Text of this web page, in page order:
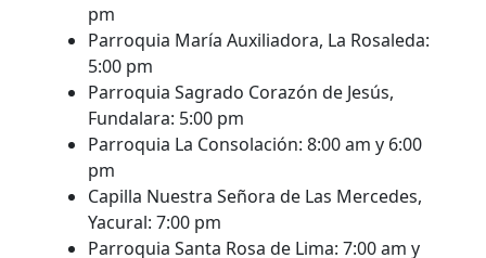
pm
Parroquia María Auxiliadora, La Rosaleda:
5:00 pm
Parroquia Sagrado Corazón de Jesús,
Fundalara: 5:00 pm
Parroquia La Consolación: 8:00 am y 6:00
pm
Capilla Nuestra Señora de Las Mercedes,
Yacural: 7:00 pm
Parroquia Santa Rosa de Lima: 7:00 am y